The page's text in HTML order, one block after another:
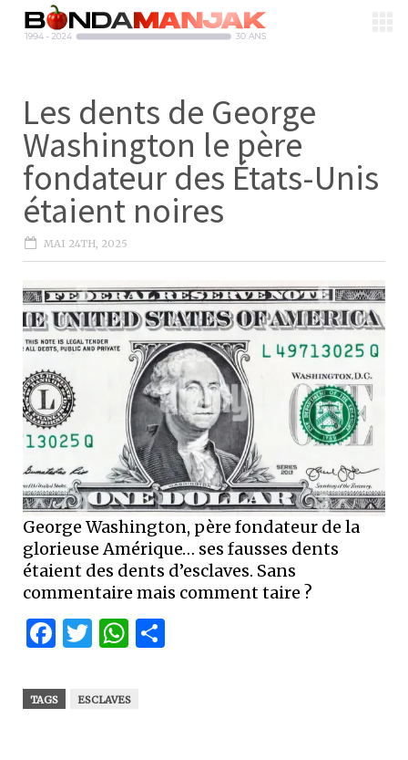
Les dents de George
Washington le père
fondateur des États-Unis
étaient noires
MAI 24TH, 2025
George Washington, père fondateur de la
glorieuse Amérique… ses fausses dents
étaient des dents d’esclaves. Sans
commentaire mais comment taire ?
Facebook
Twitter
WhatsApp
TAGS ESCLAVES